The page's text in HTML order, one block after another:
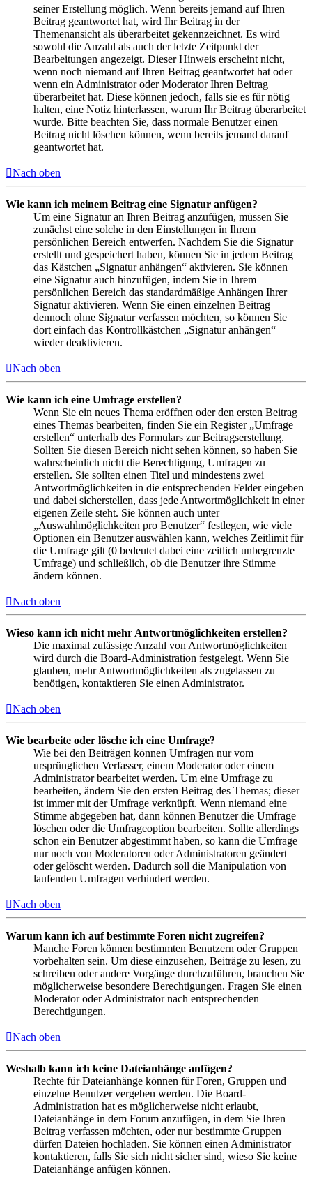
seiner Erstellung möglich. Wenn bereits jemand auf Ihren
Beitrag geantwortet hat, wird Ihr Beitrag in der
Themenansicht als überarbeitet gekennzeichnet. Es wird
sowohl die Anzahl als auch der letzte Zeitpunkt der
Bearbeitungen angezeigt. Dieser Hinweis erscheint nicht,
wenn noch niemand auf Ihren Beitrag geantwortet hat oder
wenn ein Administrator oder Moderator Ihren Beitrag
überarbeitet hat. Diese können jedoch, falls sie es für nötig
halten, eine Notiz hinterlassen, warum Ihr Beitrag überarbeitet
wurde. Bitte beachten Sie, dass normale Benutzer einen
Beitrag nicht löschen können, wenn bereits jemand darauf
geantwortet hat.
Nach oben
Wie kann ich meinem Beitrag eine Signatur anfügen?
Um eine Signatur an Ihren Beitrag anzufügen, müssen Sie
zunächst eine solche in den Einstellungen in Ihrem
persönlichen Bereich entwerfen. Nachdem Sie die Signatur
erstellt und gespeichert haben, können Sie in jedem Beitrag
das Kästchen „Signatur anhängen“ aktivieren. Sie können
eine Signatur auch hinzufügen, indem Sie in Ihrem
persönlichen Bereich das standardmäßige Anhängen Ihrer
Signatur aktivieren. Wenn Sie einen einzelnen Beitrag
dennoch ohne Signatur verfassen möchten, so können Sie
dort einfach das Kontrollkästchen „Signatur anhängen“
wieder deaktivieren.
Nach oben
Wie kann ich eine Umfrage erstellen?
Wenn Sie ein neues Thema eröffnen oder den ersten Beitrag
eines Themas bearbeiten, finden Sie ein Register „Umfrage
erstellen“ unterhalb des Formulars zur Beitragserstellung.
Sollten Sie diesen Bereich nicht sehen können, so haben Sie
wahrscheinlich nicht die Berechtigung, Umfragen zu
erstellen. Sie sollten einen Titel und mindestens zwei
Antwortmöglichkeiten in die entsprechenden Felder eingeben
und dabei sicherstellen, dass jede Antwortmöglichkeit in einer
eigenen Zeile steht. Sie können auch unter
„Auswahlmöglichkeiten pro Benutzer“ festlegen, wie viele
Optionen ein Benutzer auswählen kann, welches Zeitlimit für
die Umfrage gilt (0 bedeutet dabei eine zeitlich unbegrenzte
Umfrage) und schließlich, ob die Benutzer ihre Stimme
ändern können.
Nach oben
Wieso kann ich nicht mehr Antwortmöglichkeiten erstellen?
Die maximal zulässige Anzahl von Antwortmöglichkeiten
wird durch die Board-Administration festgelegt. Wenn Sie
glauben, mehr Antwortmöglichkeiten als zugelassen zu
benötigen, kontaktieren Sie einen Administrator.
Nach oben
Wie bearbeite oder lösche ich eine Umfrage?
Wie bei den Beiträgen können Umfragen nur vom
ursprünglichen Verfasser, einem Moderator oder einem
Administrator bearbeitet werden. Um eine Umfrage zu
bearbeiten, ändern Sie den ersten Beitrag des Themas; dieser
ist immer mit der Umfrage verknüpft. Wenn niemand eine
Stimme abgegeben hat, dann können Benutzer die Umfrage
löschen oder die Umfrageoption bearbeiten. Sollte allerdings
schon ein Benutzer abgestimmt haben, so kann die Umfrage
nur noch von Moderatoren oder Administratoren geändert
oder gelöscht werden. Dadurch soll die Manipulation von
laufenden Umfragen verhindert werden.
Nach oben
Warum kann ich auf bestimmte Foren nicht zugreifen?
Manche Foren können bestimmten Benutzern oder Gruppen
vorbehalten sein. Um diese einzusehen, Beiträge zu lesen, zu
schreiben oder andere Vorgänge durchzuführen, brauchen Sie
möglicherweise besondere Berechtigungen. Fragen Sie einen
Moderator oder Administrator nach entsprechenden
Berechtigungen.
Nach oben
Weshalb kann ich keine Dateianhänge anfügen?
Rechte für Dateianhänge können für Foren, Gruppen und
einzelne Benutzer vergeben werden. Die Board-
Administration hat es möglicherweise nicht erlaubt,
Dateianhänge in dem Forum anzufügen, in dem Sie Ihren
Beitrag verfassen möchten, oder nur bestimmte Gruppen
dürfen Dateien hochladen. Sie können einen Administrator
kontaktieren, falls Sie sich nicht sicher sind, wieso Sie keine
Dateianhänge anfügen können.